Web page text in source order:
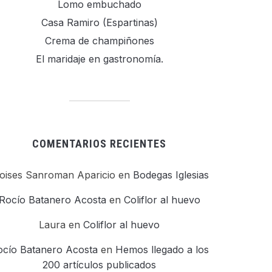
Lomo embuchado
Casa Ramiro (Espartinas)
Crema de champiñones
El maridaje en gastronomía.
COMENTARIOS RECIENTES
Sanroman Aparicio en Bodegas Iglesias
Batanero Acosta en Coliflor al huevo
Laura en Coliflor al huevo
Batanero Acosta en Hemos llegado a los
200 artículos publicados